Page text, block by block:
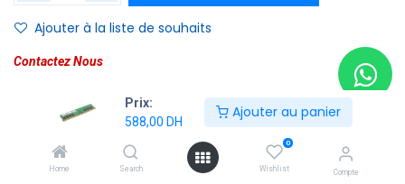
Prix:
588,00 DH
Ajouter au panier
Home Search
0
Wishlist Compte
Ajouter à la liste de souhaits
Contactez Nous
Soyez averti lorsque le produit est de nouveau en stock
Enregistrer pour plus tard